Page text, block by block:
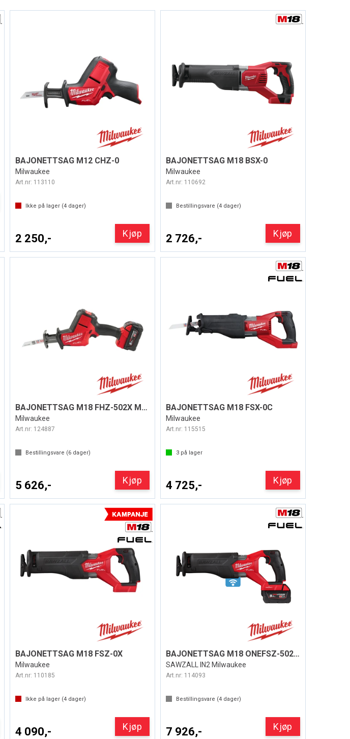
BAJONETTSAG M12 CHZ-0
Milwaukee
Art.nr: 113110
Ikke på lager (4 dager)
2 250,- Kjøp
BAJONETTSAG M18 BSX-0
Milwaukee
Art.nr: 110692
Bestillingsvare (4 dager)
2 726,- Kjøp
BAJONETTSAG M18 FHZ-502X M/BATTERI
Milwaukee
Art.nr: 124887
Bestillingsvare (6 dager)
5 626,- Kjøp
BAJONETTSAG M18 FSX-0C
Milwaukee
Art.nr: 115515
3 på lager
4 725,- Kjøp
BAJONETTSAG M18 FSZ-0X
Milwaukee
Art.nr: 110185
Ikke på lager (4 dager)
4 090,- Kjøp
BAJONETTSAG M18 ONEFSZ-502X ONEKEY
SAWZALL IN2 Milwaukee
Art.nr: 114093
Bestillingsvare (4 dager)
7 926,- Kjøp